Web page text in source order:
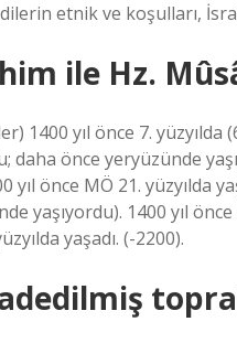
etnik ve koşulları,
ile Hz.
1400 yıl önce 7. yüzyılda
daha önce yeryüzünde
yıl önce MÖ 21. yüzyılda
yaşıyordu). 1400 yıl
yaşadı. (-2200).